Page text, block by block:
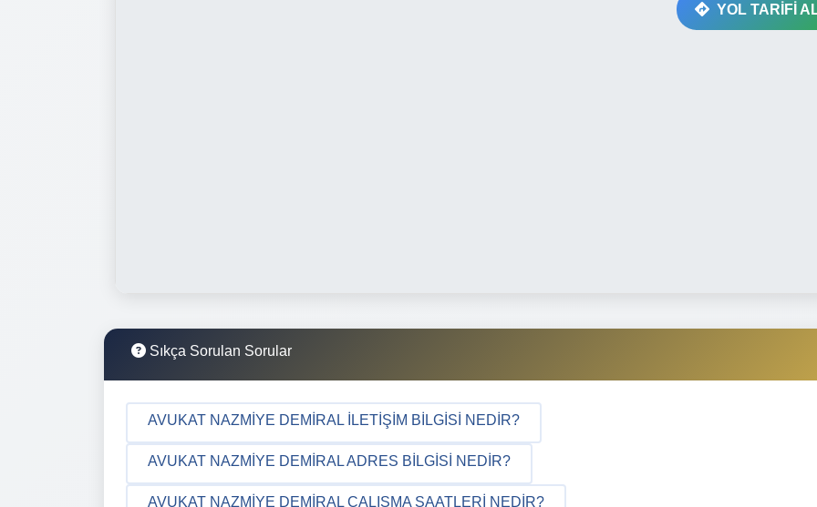
YOL TARİFİ
Sıkça Sorulan Sorular
AVUKAT NAZMIYE DEMIRAL İLETIŞIM BILGISI NEDIR?
AVUKAT NAZMIYE DEMIRAL ADRES BILGISI NEDIR?
AVUKAT NAZMIYE DEMIRAL ÇALIŞMA SAATLERI NEDIR?